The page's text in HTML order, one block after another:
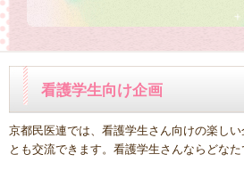
看護学生向け企画
京都民医連では、看護学生さん向けの楽し
とも交流できます。看護学生さんならどな